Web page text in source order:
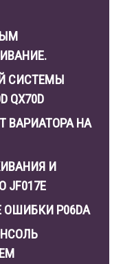
СИСТЕМЫ
QX70D
ВАРИАТОРА НА
И
JF017E
ОШИБКИ P06DA